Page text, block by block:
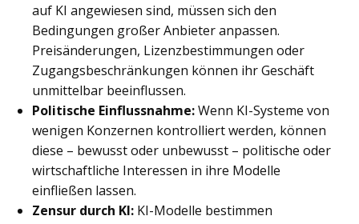
auf KI angewiesen sind, müssen sich den
Bedingungen großer Anbieter anpassen.
Preisänderungen, Lizenzbestimmungen oder
Zugangsbeschränkungen können ihr Geschäft
unmittelbar beeinflussen.
Politische Einflussnahme:Wenn KI-Systeme von
wenigen Konzernen kontrolliert werden, können
diese – bewusst oder unbewusst – politische oder
wirtschaftliche Interessen in ihre Modelle
einfließen lassen.
Zensur durch KI: KI-Modelle bestimmen